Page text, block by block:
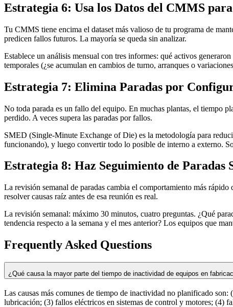
Estrategia 6: Usa los Datos del CMMS
Tu CMMS tiene encima el dataset más valioso de tu programa de
predicen fallos futuros. La mayoría se queda sin analizar.
Establece un análisis mensual con tres informes: qué activos
temporales (¿se acumulan en cambios de turno, arranques o
Estrategia 7: Elimina Paradas por
No toda parada es un fallo del equipo. En muchas plantas, el tiempo
perdido. A veces supera las paradas por fallos.
SMED (Single-Minute Exchange of Die) es la metodología para
funcionando), y luego convertir todo lo posible de interno a externo.
Estrategia 8: Haz Seguimiento de Paradas
La revisión semanal de paradas cambia el comportamiento más
resolver causas raíz antes de esa reunión es real.
La revisión semanal: máximo 30 minutos, cuatro preguntas. ¿Qué
tendencia respecto a la semana y el mes anterior? Los equipos que
Frequently Asked Questions
¿Qué causa la mayor parte del tiempo de inactividad de equipos en
Las causas más comunes de tiempo de inactividad no planificado
lubricación; (3) fallos eléctricos en sistemas de control y motores; (4)